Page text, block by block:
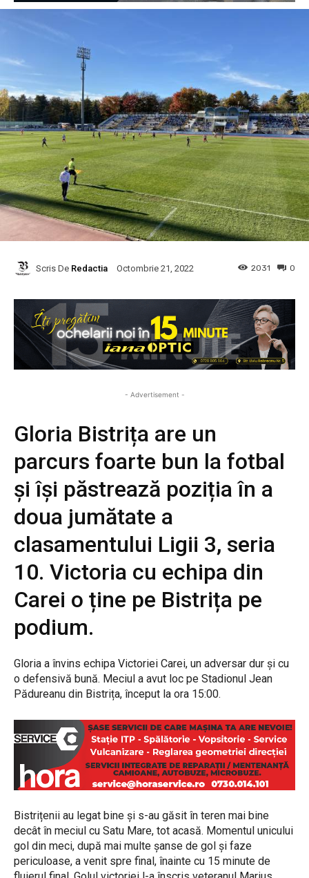
Scris De Redactia Octombrie 21, 2022 0
2031
- Advertisement -
Gloria Bistrița are un
parcurs foarte bun la fotbal
și își păstrează poziția în a
doua jumătate a
clasamentului Ligii 3, seria
10. Victoria cu echipa din
Carei o ține pe Bistrița pe
podium.
Gloria a învins echipa Victoriei Carei, un adversar dur și cu
o defensivă bună. Meciul a avut loc pe Stadionul Jean
Pădureanu din Bistrița, început la ora 15:00.
Bistrițenii au legat bine și s-au găsit în teren mai bine
decât în meciul cu Satu Mare, tot acasă. Momentul unicului
gol din meci, după mai multe șanse de gol și faze
periculoase, a venit spre final, înainte cu 15 minute de